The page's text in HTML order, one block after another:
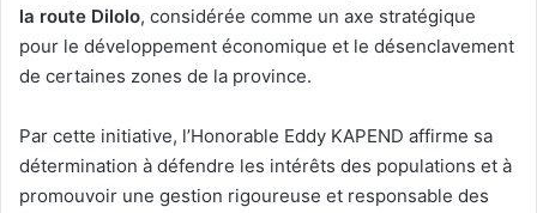
la route Dilolo, considérée comme un axe stratégique
pour le développement économique et le désenclavement
de certaines zones de la province.
Par cette initiative, l’Honorable Eddy KAPEND affirme sa
détermination à défendre les intérêts des populations et à
promouvoir une gestion rigoureuse et responsable des